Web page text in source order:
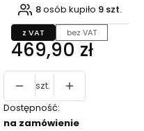
8osób kupiło 9 szt.
z VAT bez VAT
Cena
469,90 zł
szt.
Dostępność:
na zamówienie